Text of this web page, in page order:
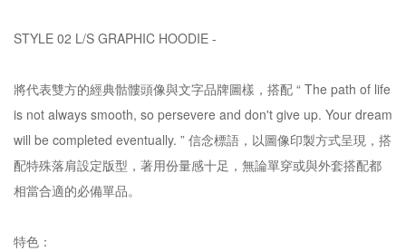
STYLE 02 L/S GRAPHIC HOODIE -
將代表雙方的經典骷髏頭像與文字品牌圖樣，搭配 “ The path of life
is not always smooth, so persevere and don't give up. Your dream
will be completed eventually. ” 信念標語，以圖像印製方式呈現，搭
配特殊落肩設定版型，著用份量感十足，無論單穿或與外套搭配都
相當合適的必備單品。
特色：